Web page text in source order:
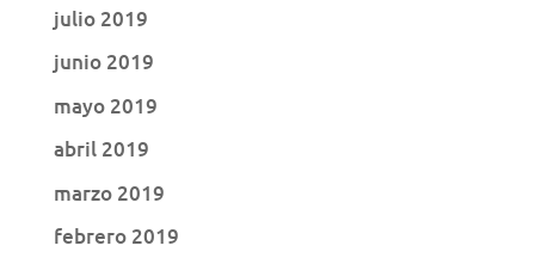
julio 2019
junio 2019
mayo 2019
abril 2019
marzo 2019
febrero 2019